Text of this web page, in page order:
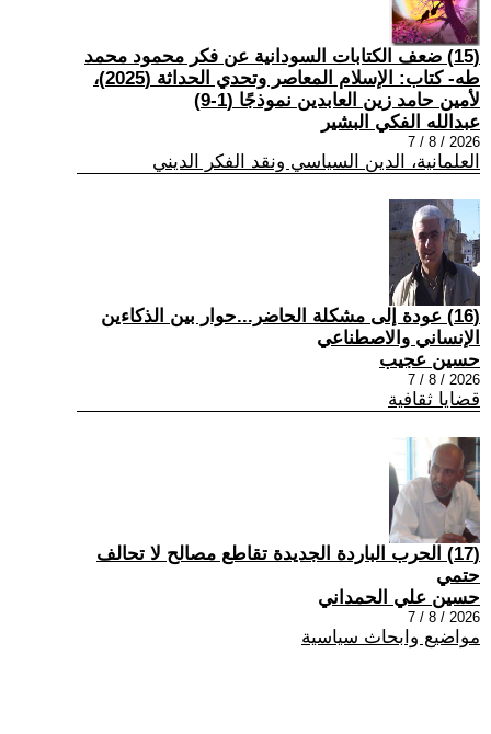
(15) ضعف الكتابات السودانية عن فكر محمود محمد
طه- كتاب: الإسلام المعاصر وتحدي الحداثة (2025)،
لأمين حامد زين العابدين نموذجًا (1-9)
عبدالله الفكي البشير
2026 / 8 / 7
العلمانية، الدين السياسي ونقد الفكر الديني
(16) عودة إلى مشكلة الحاضر...حوار بين الذكاءين
الإنساني والاصطناعي
حسين عجيب
2026 / 8 / 7
قضايا ثقافية
(17) الحرب الباردة الجديدة تقاطع مصالح لا تحالف
حتمي
حسين علي الحمداني
2026 / 8 / 7
مواضيع وابحاث سياسية